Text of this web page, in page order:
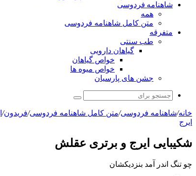
شاهنامه فردوسی
همه
متن کامل شاهنامه فردوسی
متفرقه
طب سنتی
گیاهان دارویی
خواص گیاهان
خواص میوه ها
جشن های پارسیان
جستجو
برای
خانه/شاهنامه فردوسی/متن کامل شاهنامه فردوسی/فریدون/
ایرج
شکیبایى ایرج و برترى عقلش
چو تنگ اندر آمد بنزدیکشان